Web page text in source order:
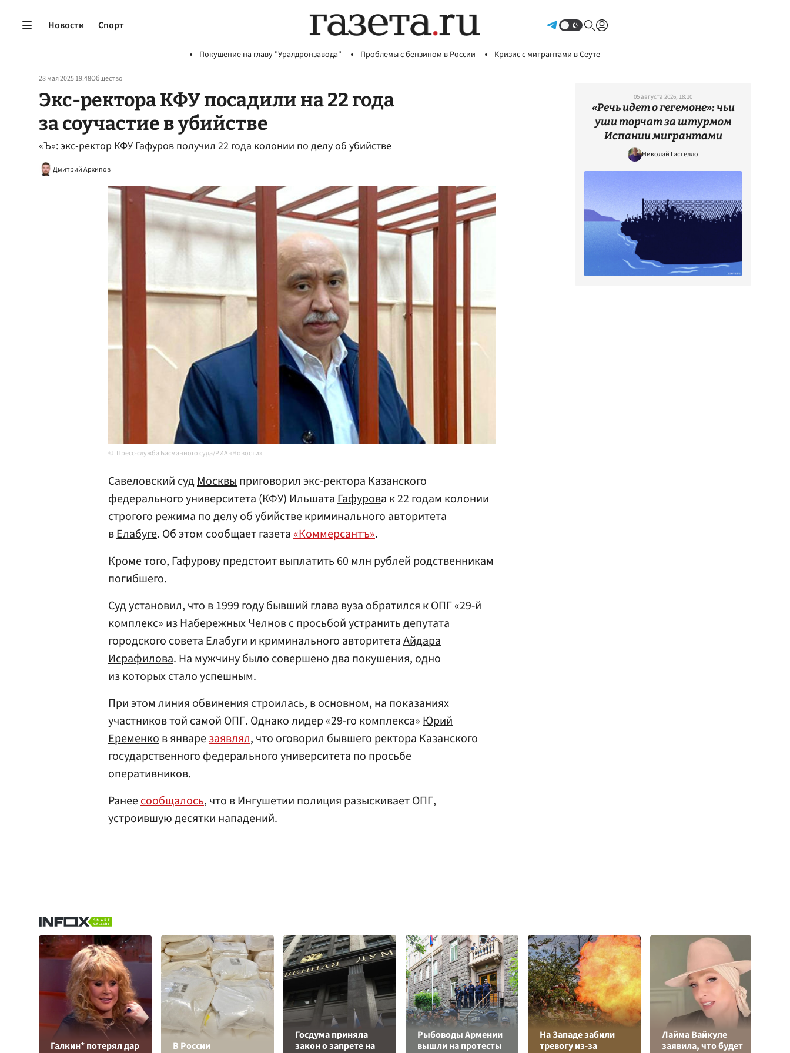
Новости Спорт
Покушение на главу "Уралдронзавода" Проблемы с бензином в России Кризис с мигрантами в Сеуте
28 мая 2025 19:48Общество
Экс-ректора КФУ посадили на 22 года
за соучастие в убийстве
«Ъ»: экс-ректор КФУ Гафуров получил 22 года колонии по делу об убийстве
Дмитрий Архипов
Пресс-служба Басманного суда/РИА «Новости»
Савеловский судМосквыприговорил экс-ректора Казанского
федерального университета (КФУ) ИльшатаГафурова к 22 годам колонии
строгого режима по делу об убийстве криминального авторитета
вЕлабуге. Об этом сообщает газета«Коммерсантъ».
Кроме того, Гафурову предстоит выплатить 60 млн рублей родственникам
погибшего.
Суд установил, что в 1999 году бывший глава вуза обратился к ОПГ «29-й
комплекс» из Набережных Челнов с просьбой устранить депутата
городского совета Елабуги и криминального авторитетаАйдара
Исрафилова. На мужчину было совершено два покушения, одно
из которых стало успешным.
При этом линия обвинения строилась, в основном, на показаниях
участников той самой ОПГ. Однако лидер «29-го комплекса»Юрий
Еременков январезаявлял, что оговорил бывшего ректора Казанского
государственного федерального университета по просьбе
оперативников.
Ранеесообщалось, что в Ингушетии полиция разыскивает ОПГ,
устроившую десятки нападений.
05 августа 2026, 18:10
«Речь идет о гегемоне»: чьи
уши торчат за штурмом
Испании мигрантами
Николай Гастелло
Галкин* потерял дар
В России
Госдума приняла
закон о запрете на
Рыбоводы Армении
вышли на протесты
На Западе забили
тревогу из-за
Лайма Вайкуле
заявила, что будет